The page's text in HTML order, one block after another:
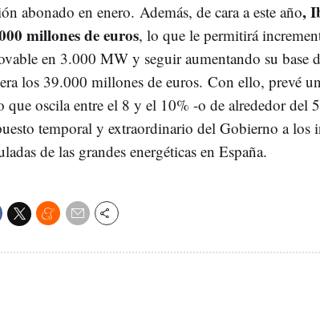
abonado en enero. Además, de cara a este año,
millones de euros, lo que le permitirá
en 3.000 MW y seguir aumentando su base
los 39.000 millones de euros. Con ello, prevé
que oscila entre el 8 y el 10% -o de alrededor del
temporal y extraordinario del Gobierno a los
de las grandes energéticas en España.